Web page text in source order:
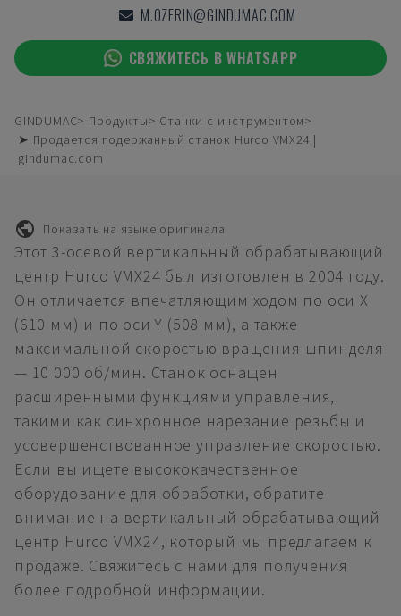
M.OZERIN@GINDUMAC.COM
СВЯЖИТЕСЬ В WHATSAPP
GINDUMAC Продукты
Станки с инструментом
➤ Продается подержанный станок Hurco VMX24 |
gindumac.com
Показать на языке оригинала
Этот 3-осевой вертикальный обрабатывающий
центр Hurco VMX24 был изготовлен в 2004 году.
Он отличается впечатляющим ходом по оси X
(610 мм) и по оси Y (508 мм), а также
максимальной скоростью вращения шпинделя
— 10 000 об/мин. Станок оснащен
расширенными функциями управления,
такими как синхронное нарезание резьбы и
усовершенствованное управление скоростью.
Если вы ищете высококачественное
оборудование для обработки, обратите
внимание на вертикальный обрабатывающий
центр Hurco VMX24, который мы предлагаем к
продаже. Свяжитесь с нами для получения
более подробной информации.